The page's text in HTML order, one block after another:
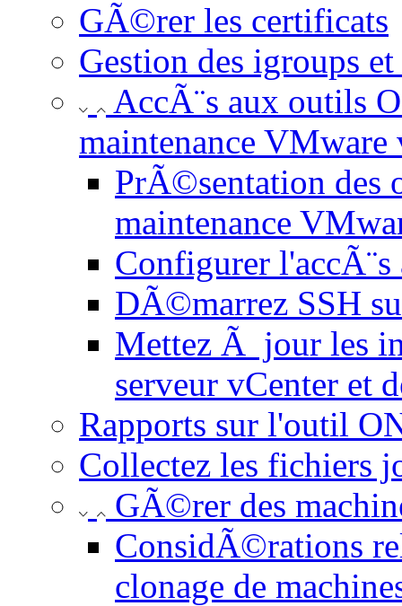
GÃ©rer les certificats
Gestion des igroups
AccÃ¨s aux outils
maintenance VMware
PrÃ©sentation des
maintenance
Configurer
DÃ©marrez SSH
Mettez Ã jour les
serveur vCenter et
Rapports sur l'outil
Collectez les fichiers
GÃ©rer des
ConsidÃ©rations
clonage de